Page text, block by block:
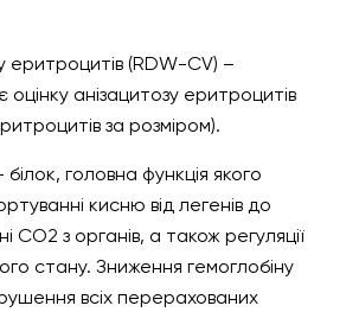
еритроцитів (RDW-CV) –
оцінку анізацитозу еритроцитів
за розміром).
білок, головна функція якого
кисню від легенів до
СО2 з органів, а також регуляції
стану. Зниження гемоглобіну
всіх перерахованих